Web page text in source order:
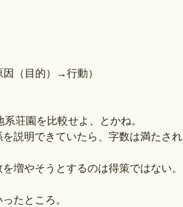
（目的）→行動）
荘園を比較せよ、とかね。
説明できていたら、字数は満たされ
増やそうとするのは得策ではない。
たところ。